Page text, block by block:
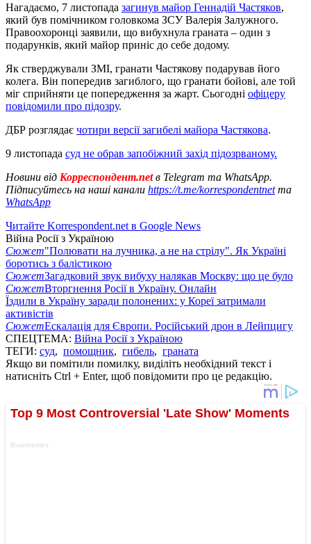
Нагадаємо, 7 листопада загинув майор Геннадій Частяков,
який був помічником головкома ЗСУ Валерія Залужного.
Правоохоронці заявили, що вибухнула граната – один з
подарунків, який майор приніс до себе додому.
Як стверджували ЗМІ, гранати Частякову подарував його
колега. Він попередив загиблого, що гранати бойові, але той
міг сприйняти це попередження за жарт. Сьогодні офіцеру
повідомили про підозру.
ДБР розглядає чотири версії загибелі майора Частякова.
9 листопада суд не обрав запобіжний захід підозрваному.
Новини від Корреспондент.netв Telegram та WhatsApp.
Підписуйтесь на наші канали https://t.me/korrespondentnetта
WhatsApp
Читайте Korrespondent.net в Google News
Війна Росії з Україною
Сюжет"Полювати на лучника, а не на стрілу". Як Україні
боротись з балістикою
СюжетЗагадковий звук вибуху налякав Москву: що це було
СюжетВторгнення Росії в Україну. Онлайн
Їздили в Україну заради полонених: у Кореї затримали
активістів
СюжетЕскалація для Європи. Російський дрон в Лейпцигу
СПЕЦТЕМА: Війна Росії з Україною
ТЕГИ: суд, помощник, гибель, граната
Якщо ви помітили помилку, виділіть необхідний текст і
натисніть Ctrl + Enter, щоб повідомити про це редакцію.